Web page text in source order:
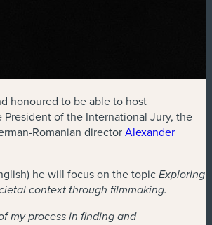
honoured to be able to host
fenêtre)
President of the International Jury, the
Romanian directorAlexander
he will focus on the topic Exploring
context through filmmaking.
my process in finding and